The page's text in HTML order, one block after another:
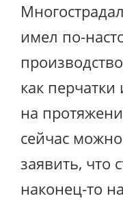
имел по-
как
на
сейчас
заявить, что
наконец-то